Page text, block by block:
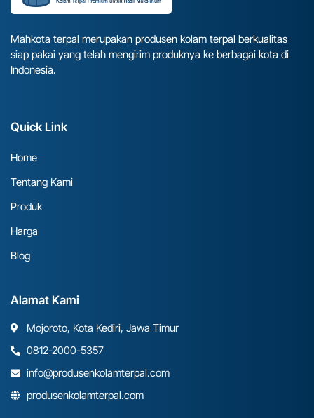
Mahkota terpal merupakan produsen kolam terpal berkualitas
siap pakai yang telah mengirim produknya ke berbagai kota di
Indonesia.
Quick Link
Home
Tentang Kami
Produk
Harga
Blog
Alamat Kami
Mojoroto, Kota Kediri, Jawa Timur
0812-2000-5357
info@produsenkolamterpal.com
produsenkolamterpal.com